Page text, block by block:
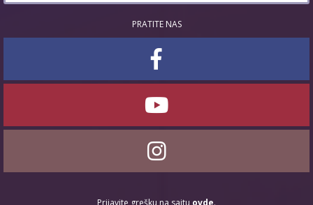
PRATITE NAS
Prijavite grešku na sajtu ovde.